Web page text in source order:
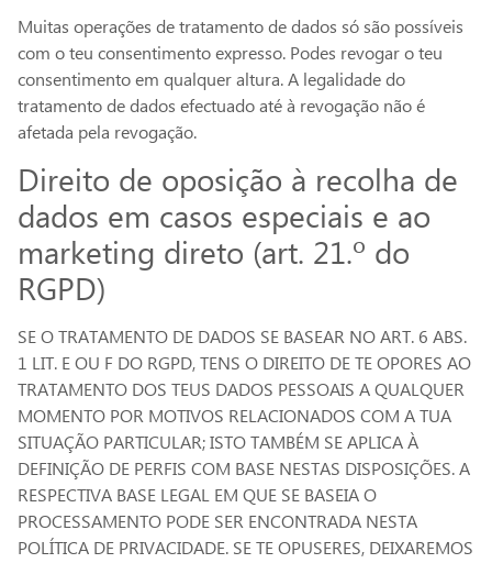
Muitas operações de tratamento de dados só são possíveis
com o teu consentimento expresso. Podes revogar o teu
consentimento em qualquer altura. A legalidade do
tratamento de dados efectuado até à revogação não é
afetada pela revogação.
Direito de oposição à recolha de
dados em casos especiais e ao
marketing direto (art. 21.º do
RGPD)
SE O TRATAMENTO DE DADOS SE BASEAR NO ART. 6 ABS.
1 LIT. E OU F DO RGPD, TENS O DIREITO DE TE OPORES AO
TRATAMENTO DOS TEUS DADOS PESSOAIS A QUALQUER
MOMENTO POR MOTIVOS RELACIONADOS COM A TUA
SITUAÇÃO PARTICULAR; ISTO TAMBÉM SE APLICA À
DEFINIÇÃO DE PERFIS COM BASE NESTAS DISPOSIÇÕES. A
RESPECTIVA BASE LEGAL EM QUE SE BASEIA O
PROCESSAMENTO PODE SER ENCONTRADA NESTA
POLÍTICA DE PRIVACIDADE. SE TE OPUSERES, DEIXAREMOS